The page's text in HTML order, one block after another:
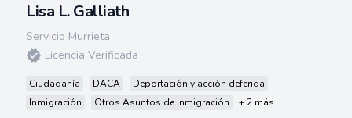
Lisa L. Galliath
Servicio Murrieta
Licencia Verificada
Ciudadanía DACA
Deportación y acción deferida
Inmigración
Otros Asuntos de Inmigración + 2 más